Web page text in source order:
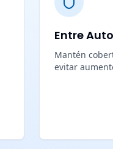
Entre
Mantén
evitar